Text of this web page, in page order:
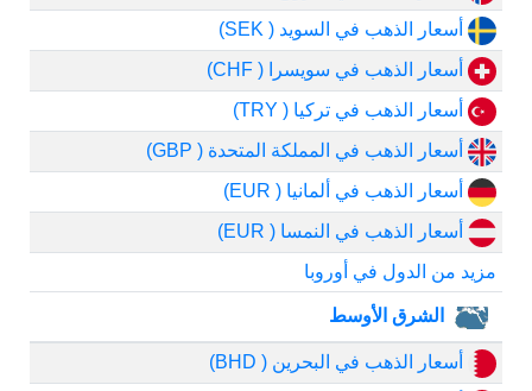
أسعار الذهب في السويد ( SEK)
أسعار الذهب في سويسرا ( CHF)
أسعار الذهب في تركيا ( TRY)
أسعار الذهب في المملكة المتحدة ( GBP)
أسعار الذهب في ألمانيا ( EUR)
أسعار الذهب في النمسا ( EUR)
مزيد من الدول في أوروبا
الشرق الأوسط
أسعار الذهب في البحرين ( BHD)